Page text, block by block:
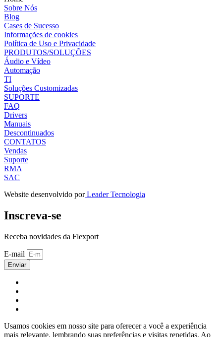
Sobre Nós
Blog
Cases de Sucesso
Informações de cookies
Política de Uso e Privacidade
PRODUTOS/SOLUÇÕES
Áudio e Vídeo
Automação
TI
Soluções Customizadas
SUPORTE
FAQ
Drivers
Manuais
Descontinuados
CONTATOS
Vendas
Suporte
RMA
SAC
Website desenvolvido porLeader Tecnologia
Inscreva-se
Receba novidades da Flexport
E-mail
Enviar
Usamos cookies em nosso site para oferecer a você a experiência
mais relevante, lembrando suas preferências e visitas repetidas. Ao